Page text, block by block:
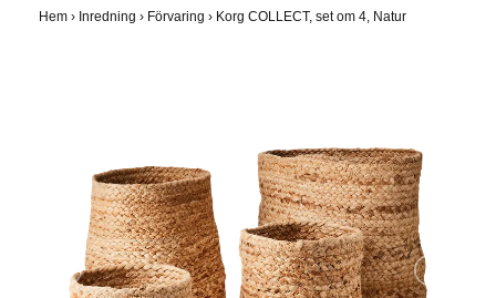
Hem › Inredning › Förvaring › Korg COLLECT, set om 4, Natur